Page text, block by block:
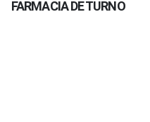
FARMACIA DE TURNO